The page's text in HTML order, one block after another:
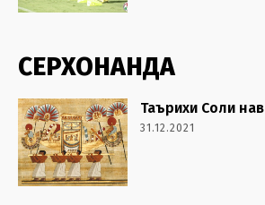
СЕРХОНАНДА
Таърихи Соли нав
31.12.2021